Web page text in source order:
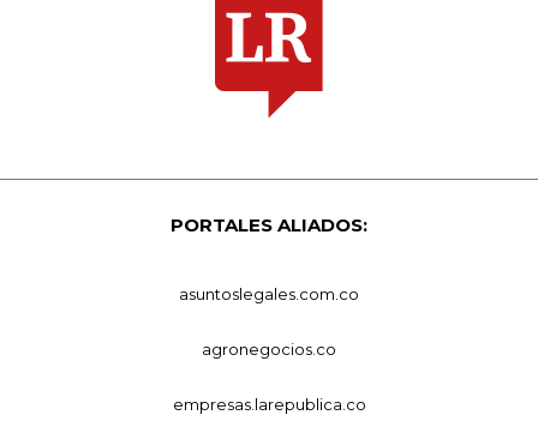
PORTALES ALIADOS:
asuntoslegales.com.co
agronegocios.co
empresas.larepublica.co